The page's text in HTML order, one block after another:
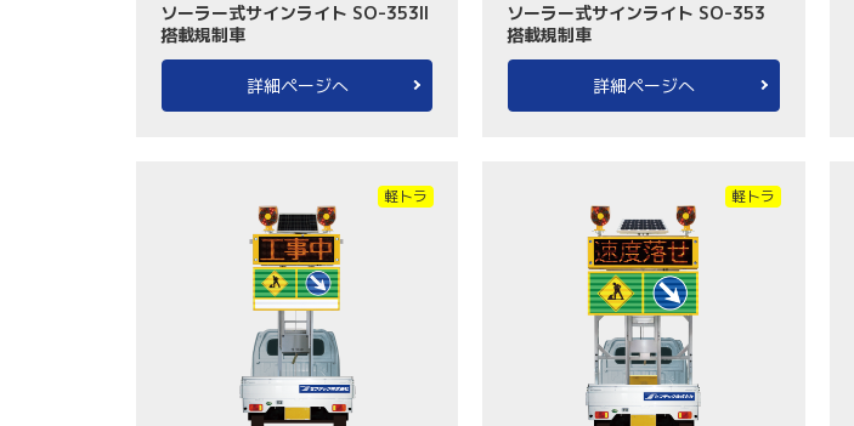
ソーラー式サインライト SO-353II
搭載規制車
詳細ページへ
ソーラー式サインライト SO-353
搭載規制車
詳細ページへ
軽トラ 軽トラ